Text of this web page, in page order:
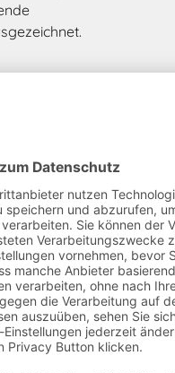
faltbaren
der
ist die Box
geeignet.